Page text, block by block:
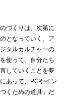
づくりは、次第に
となっていく。ア
タルカルチャーの
使って、自分たち
していくことを夢
あって、PCやイン
くための道具」だ